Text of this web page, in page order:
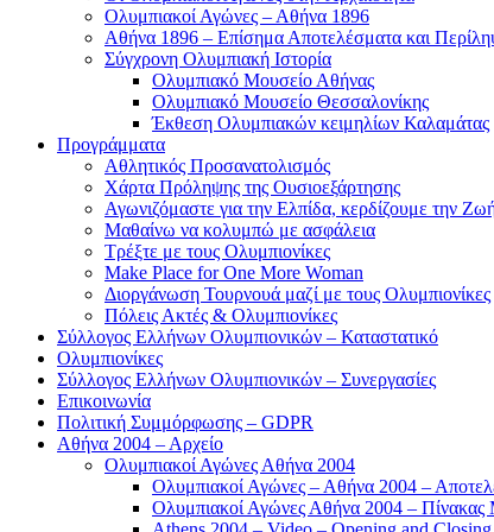
Ολυμπιακοί Αγώνες – Αθήνα 1896
Αθήνα 1896 – Επίσημα Αποτελέσματα και
Σύγχρονη Ολυμπιακή Ιστορία
Ολυμπιακό Μουσείο Αθήνας
Ολυμπιακό Μουσείο Θεσσαλονίκης
Έκθεση Ολυμπιακών κειμηλίων Καλαμάτας
Προγράμματα
Αθλητικός Προσανατολισμός
Χάρτα Πρόληψης της Ουσιοεξάρτησης
Αγωνιζόμαστε για την Ελπίδα, κερδίζουμε την
Μαθαίνω να κολυμπώ με ασφάλεια
Τρέξτε με τους Ολυμπιονίκες
Make Place for One More Woman
Διοργάνωση Τουρνουά μαζί με τους Ολυμπιονίκες
Πόλεις Ακτές & Ολυμπιονίκες
Σύλλογος Ελλήνων Ολυμπιονικών – Καταστατικό
Ολυμπιονίκες
Σύλλογος Ελλήνων Ολυμπιονικών – Συνεργασίες
Επικοινωνία
Πολιτική Συμμόρφωσης – GDPR
Αθήνα 2004 – Αρχείο
Ολυμπιακοί Αγώνες Αθήνα 2004
Ολυμπιακοί Αγώνες – Αθήνα 2004 –
Ολυμπιακοί Αγώνες Αθήνα 2004 – Πίνακας